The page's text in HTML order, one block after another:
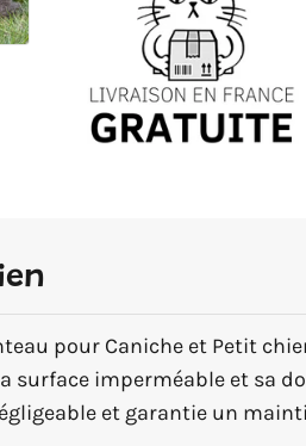
pour Caniche et Petit
imperméable et sa
et garantie un